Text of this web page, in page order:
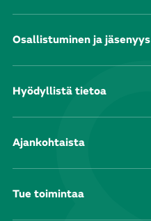
Osallistuminen ja jäsenyys
Hyödyllistä tietoa
Ajankohtaista
Tue toimintaa